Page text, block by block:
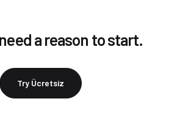
a reason to start.
Try Ücretsiz